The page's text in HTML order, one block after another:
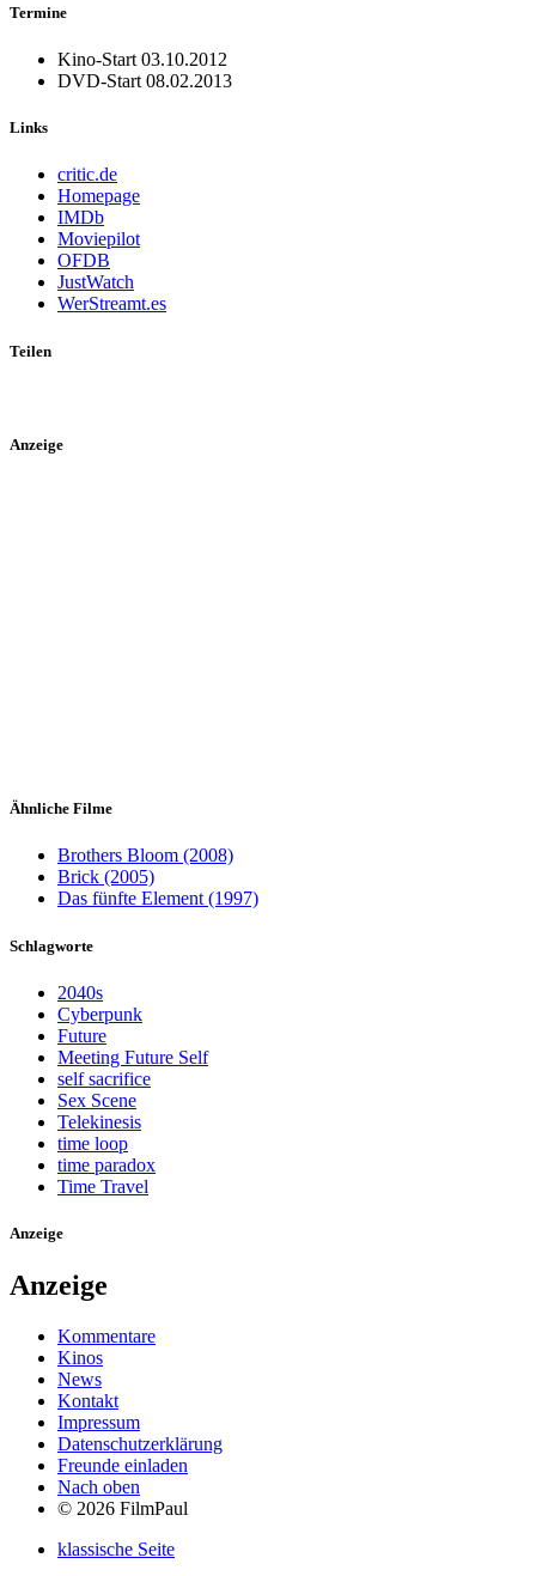
Termine
Kino-Start 03.10.2012
DVD-Start 08.02.2013
Links
critic.de
Homepage
IMDb
Moviepilot
OFDB
JustWatch
WerStreamt.es
Teilen
Anzeige
Ähnliche Filme
Brothers Bloom (2008)
Brick (2005)
Das fünfte Element (1997)
Schlagworte
2040s
Cyberpunk
Future
Meeting Future Self
self sacrifice
Sex Scene
Telekinesis
time loop
time paradox
Time Travel
Anzeige
Anzeige
Kommentare
Kinos
News
Kontakt
Impressum
Datenschutzerklärung
Freunde einladen
Nach oben
© 2026 FilmPaul
klassische Seite